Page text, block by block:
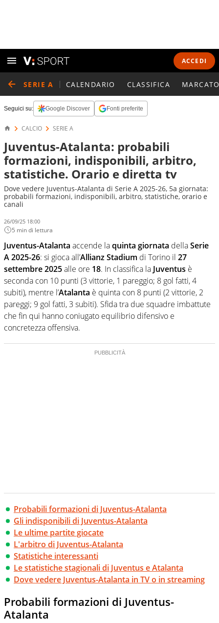
ACCEDI
SERIE A CALENDARIO CLASSIFICA
Seguici su: Google Discover Fonti preferite
CALCIO SERIE A
Juventus-Atalanta: probabili
formazioni, indisponibili, arbitro,
statistiche. Orario e diretta tv
Dove vedere Juventus-Atalanta di Serie A 2025-26, 5a giornata:
probabili formazioni, indisponibili, arbitro, statistiche, orario e
canali
26/09/25 18:00
5 min di lettura
Juventus-Atalanta accende laquinta giornata dellaSerie
A 2025-26: si gioca all’Allianz Stadium di Torino il 27
settembre 2025alle ore 18. In classifica la Juventus è
seconda con 10 punti (3 vittorie, 1 pareggio; 8 gol fatti, 4
subiti), mentre l’Atalanta è quinta con 8 punti (2 vittorie, 2
pareggi; 9 gol fatti, 3 subiti). Sfida tra due squadre imbattute
che fin qui hanno coniugato equilibrio difensivo e
concretezza offensiva.
Probabili formazioni di Juventus-Atalanta
Gli indisponibili di Juventus-Atalanta
Le ultime partite giocate
L'arbitro di Juventus-Atalanta
Statistiche interessanti
Le statistiche stagionali di Juventus e Atalanta
Dove vedere Juventus-Atalanta in TV o in streaming
Probabili formazioni di Juventus-
Atalanta